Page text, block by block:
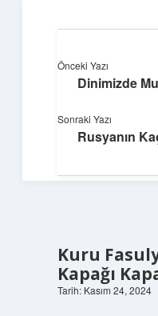
Kuru
Kapağı
Tarih: Kasım 24, 2024
Önceki Yazı
Dinimizde
Sonraki Yazı
Rusyanın